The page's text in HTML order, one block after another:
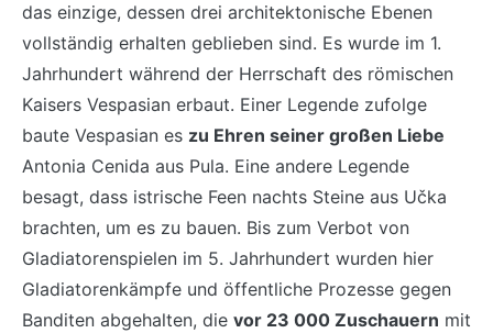
das einzige, dessen drei architektonische Ebenen
vollständig erhalten geblieben sind. Es wurde im 1.
Jahrhundert während der Herrschaft des römischen
Kaisers Vespasian erbaut. Einer Legende zufolge
baute Vespasian es zu Ehren seiner großen Liebe
Antonia Cenida aus Pula. Eine andere Legende
besagt, dass istrische Feen nachts Steine aus Učka
brachten, um es zu bauen. Bis zum Verbot von
Gladiatorenspielen im 5. Jahrhundert wurden hier
Gladiatorenkämpfe und öffentliche Prozesse gegen
Banditen abgehalten, die vor 23 000 Zuschauern mit